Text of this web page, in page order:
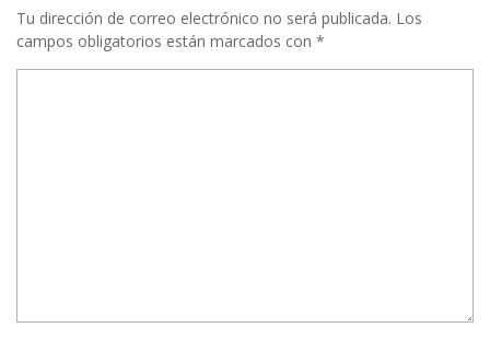
Tu dirección de correo electrónico no será publicada. Los
campos obligatorios están marcados con *